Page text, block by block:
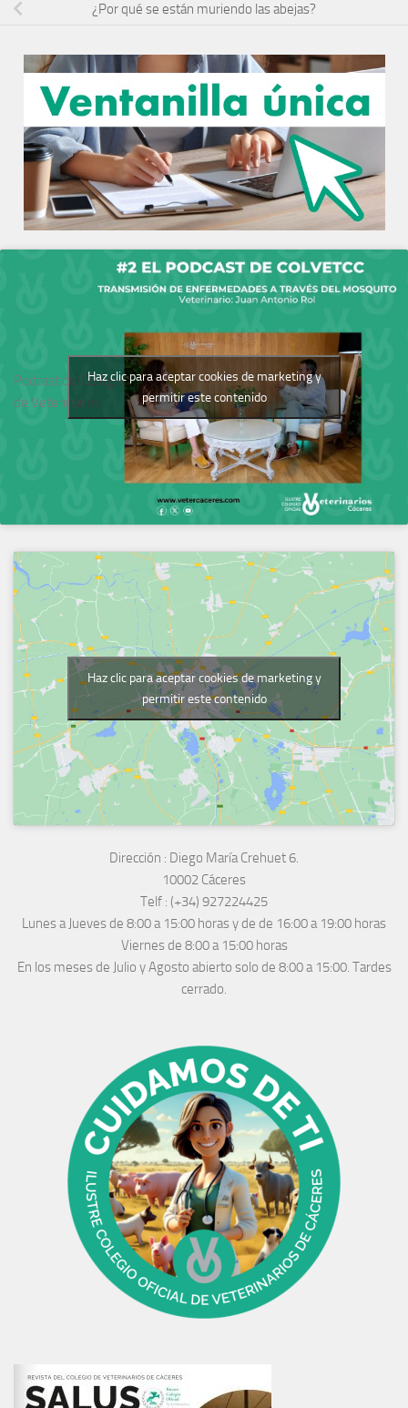
¿Por qué se están muriendo las abejas?
Podcast del Colegio
de Veterinarios
Haz clic para aceptar cookies de marketing y
permitir este contenido
Haz clic para aceptar cookies de marketing y
permitir este contenido
Dirección : Diego María Crehuet 6.
10002 Cáceres
Telf : (+34) 927224425
Lunes a Jueves de 8:00 a 15:00 horas y de de 16:00 a 19:00 horas
Viernes de 8:00 a 15:00 horas
En los meses de Julio y Agosto abierto solo de 8:00 a 15:00. Tardes
cerrado.